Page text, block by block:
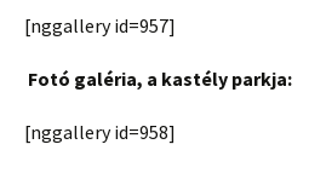
[nggallery id=957]
Fotó galéria, a kastély parkja:
[nggallery id=958]